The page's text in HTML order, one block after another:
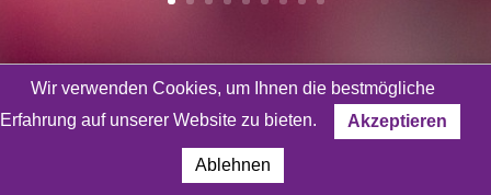
Bleiben wir in Kontakt!
Interessierst du dich für Meditation und
Wir verwenden Cookies, um Ihnen die bestmögliche
Erfahrung auf unserer Website zu bieten.
Akzeptieren
Ablehnen